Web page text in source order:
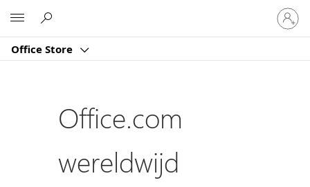
Office Store
Meld
je
aan
je
Office.com
wereldwijd